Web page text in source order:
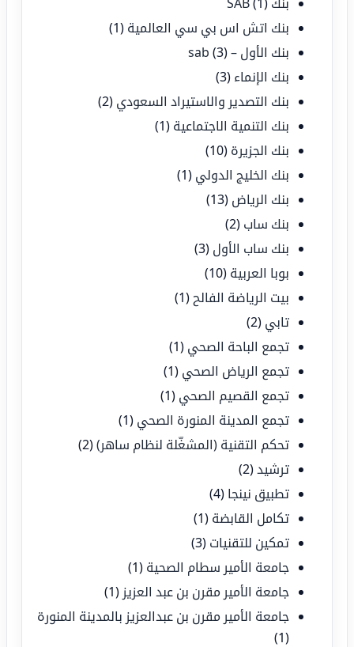
بنك اتش اس بي سي العالمية (1)
بنك الأول – sab(3)
بنك الإنماء (3)
بنك التصدير والاستيراد السعودي (2)
بنك التنمية الاجتماعية (1)
بنك الجزيرة (10)
بنك الخليج الدولي (1)
بنك الرياض (13)
بنك ساب (2)
بنك ساب الأول (3)
بوبا العربية (10)
بيت الرياضة الفالح (1)
تابي (2)
تجمع الباحة الصحي (1)
تجمع الرياض الصحي (1)
تجمع القصيم الصحي (1)
تجمع المدينة المنورة الصحي (1)
تحكم التقنية (المشغّلة لنظام ساهر)(2)
ترشيد(2)
تطبيق نينجا (4)
تكامل القابضة (1)
تمكين للتقنيات (3)
جامعة الأمير سطام الصحية (1)
جامعة الأمير مقرن بن عبد العزيز (1)
جامعة الأمير مقرن بن عبدالعزيز بالمدينة المنورة
(1)